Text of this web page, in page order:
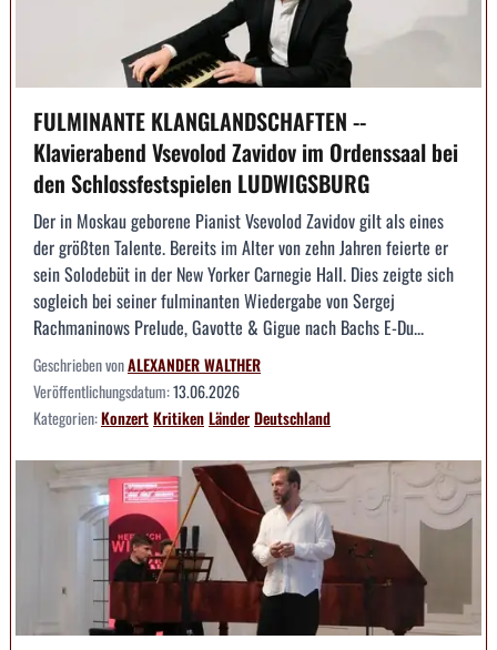
FULMINANTE KLANGLANDSCHAFTEN --
Klavierabend Vsevolod Zavidov im Ordenssaal bei
den Schlossfestspielen LUDWIGSBURG
Der in Moskau geborene Pianist Vsevolod Zavidov gilt als eines
der größten Talente. Bereits im Alter von zehn Jahren feierte er
sein Solodebüt in der New Yorker Carnegie Hall. Dies zeigte sich
sogleich bei seiner fulminanten Wiedergabe von Sergej
Rachmaninows Prelude, Gavotte & Gigue nach Bachs E-Du...
Geschrieben vonALEXANDER WALTHER
Veröffentlichungsdatum:13.06.2026
Kategorien:KonzertKritikenLänderDeutschland